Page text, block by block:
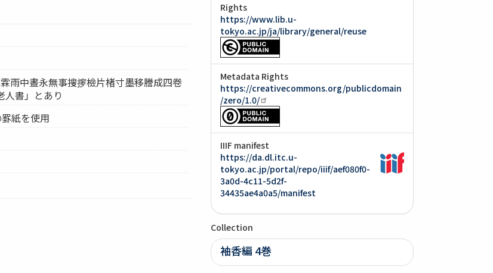
雨中晝永無事搜摉檢片楮寸墨移謄成四卷
人書」とあり
紙を使用
Rights
https://www.lib.u-
tokyo.ac.jp/ja/library/general/reuse
Metadata Rights
https://creativecommons.org/publicdomain
/zero/1.0/
IIIF manifest
https://da.dl.itc.u-
tokyo.ac.jp/portal/repo/iiif/aef080f0-
3a0d-4c11-5d2f-
34435ae4a0a5/manifest
Collection
袖香編 4巻